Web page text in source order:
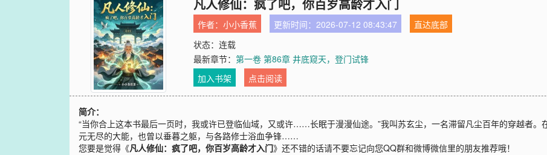
凡人修仙：疯了吧，你百岁高龄才入门
作者：小小香蕉 更新时间：2026-07-12 08:43:47
直达底部
状态：连载
最新章节：第一卷 第86章 井底窥天，登门试锋
加入书架
点击阅读
简介：
“当你合上这本书最后一页时，我或许已登临仙域，又或许……长眠于漫漫仙途。”我叫苏玄尘，一名滞留凡尘百年的穿越者。
元无尽的大能，也曾以垂暮之躯，与各路修士浴血争锋……
您要是觉得《凡人修仙：疯了吧，你百岁高龄才入门》还不错的话请不要忘记向您QQ群和微博微信里的朋友推荐哦！